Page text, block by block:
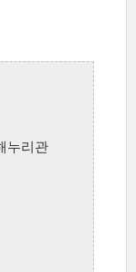
누리관